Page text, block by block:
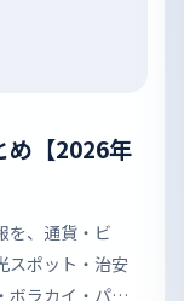
め【2026年
を、通貨・ビ
スポット・治安
ボラカイ・パラ